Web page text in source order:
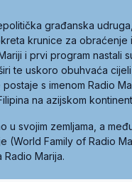
građanska
krunice za obraćenje
i prvi program nastali
te uskoro obuhvaća
s imenom Radio
na azijskom
u svojim zemljama, a
(World Family of Radio
Marija.